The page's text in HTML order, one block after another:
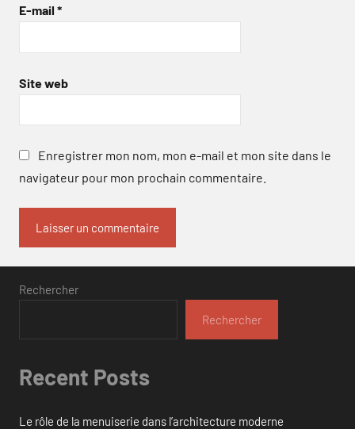
E-mail *
Site web
Enregistrer mon nom, mon e-mail et mon site dans le
navigateur pour mon prochain commentaire.
Rechercher
Rechercher
Recent Posts
Le rôle de la menuiserie dans l’architecture moderne